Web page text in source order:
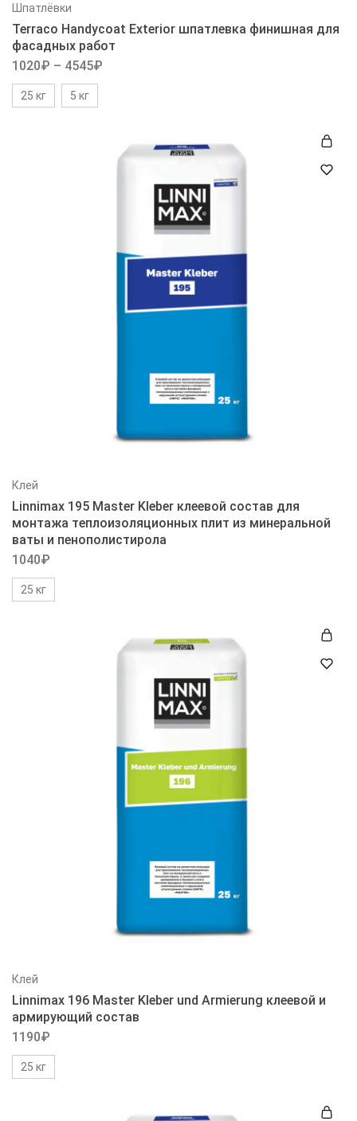
Шпатлёвки
Terraco Handycoat Exterior шпатлевка финишная для
фасадных работ
1020₽ – 4545₽
25 кг 5 кг
Клей
Linnimax 195 Master Kleber клеевой состав для
монтажа теплоизоляционных плит из минеральной
ваты и пенополистирола
1040₽
25 кг
Клей
Linnimax 196 Master Kleber und Armierung клеевой и
армирующий состав
1190₽
25 кг